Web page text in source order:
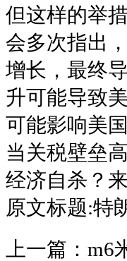
但这样的举
会多次指出
增长，最终
升可能导致
可能影响美
当关税壁垒
经济自杀？
原文标题:特
上一篇： m6